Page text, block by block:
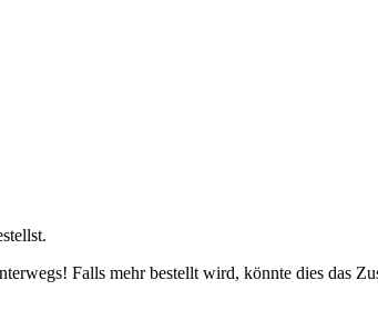
Falls mehr bestellt wird, könnte dies das